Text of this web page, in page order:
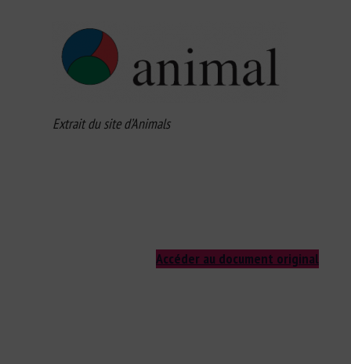
Extrait du site d’Animals
Accéder au document original